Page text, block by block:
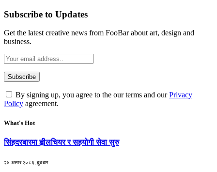
Subscribe to Updates
Get the latest creative news from FooBar about art, design and
business.
By signing up, you agree to the our terms and ourPrivacy
Policy agreement.
What's Hot
सिंहदरबारमा ह्वीलचियर र सहयोगी सेवा सुरु
२४ असार २०८३, बुधबार